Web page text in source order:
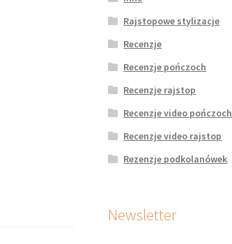
Rajstopowe stylizacje
Recenzje
Recenzje pończoch
Recenzje rajstop
Recenzje video pończoch
Recenzje video rajstop
Rezenzje podkolanówek
Newsletter